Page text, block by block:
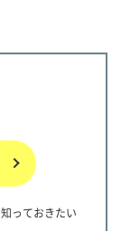
っておきたい